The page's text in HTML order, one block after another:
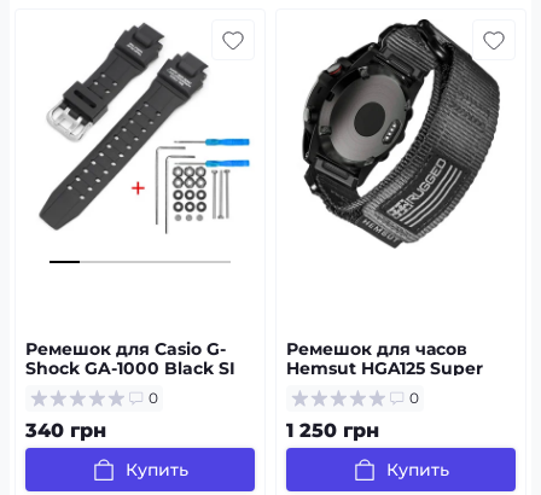
Ремешок для Casio G-
Shock GA-1000 Black SI
0
340 грн
Купить
Ремешок для часов
Hemsut HGA125 Super
Rugged Garmin Black 22
mm
0
1 250 грн
Купить